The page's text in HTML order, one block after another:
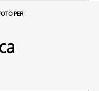
PER